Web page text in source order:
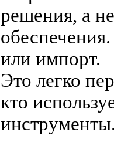
решения, а
или импорт.
Это легко
кто